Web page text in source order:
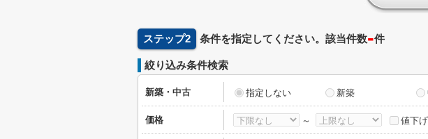
ステップ2 条件を指定してください。該当件数-件
絞り込み条件検索
新築・中古 指定しない 新築
価格 ～ 値下